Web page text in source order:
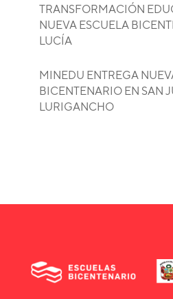
TRANSFORMACIÓN
NUEVA ESCUELA
LUCÍA
MINEDU ENTREGA
BICENTENARIO EN SAN
LURIGANCHO